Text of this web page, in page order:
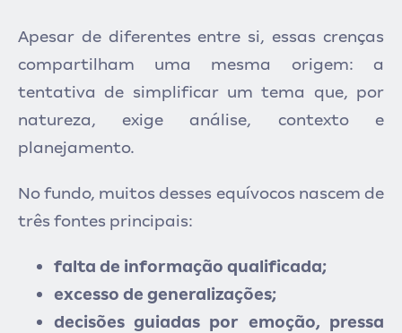
Apesar de diferentes entre si, essas crenças
compartilham uma mesma origem: a
tentativa de simplificar um tema que, por
natureza, exige análise, contexto e
planejamento.
No fundo, muitos desses equívocos nascem de
três fontes principais:
falta de informação qualificada;
excesso de generalizações;
decisões guiadas por emoção, pressa